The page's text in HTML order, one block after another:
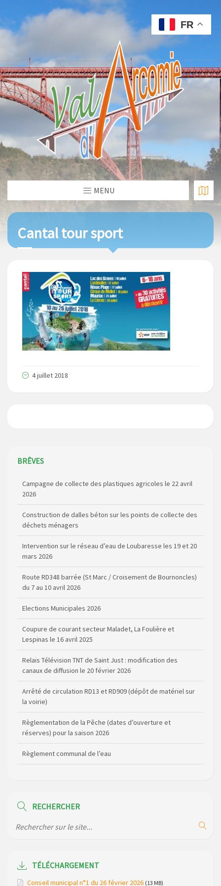
MENU
Cantal tour sport
4 juillet 2018
BRÊVES
Campagne de collecte des plastiques agricoles le 22 avril
2026
Construction de dalles béton sur les points de collecte des
déchets ménagers
Intervention sur le réseau d’eau de Loubaresse les 19 et 20
mars 2026
Route RD348 barrée (St Marc / Croisement de Bournoncles)
du 7 au 10 avril 2026
Elections Municipales 2026
Coupure de courant secteur Maladet, La Foulière et
Lespinas le 16 avril 2025
Relais Télévision TNT de Saint Just : modification des
canaux de diffusion le 20 février 2026
Arrêté de circulation RD13 et RD909 (dépôt de matériel sur
la voirie)
Règlementation de la Pêche (dates d’ouverture et
réserves) pour la saison 2026
Règlement communal de l’eau
de la gendarmerie
Modification de gestion du camping de Saint Just, ses
RECHERCHER
TÉLÉCHARGEMENT
Conseil municipal n°1 du 26 février 2026 (13 MB)
FR